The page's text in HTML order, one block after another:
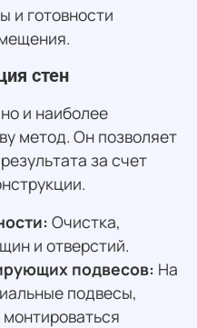
и готовности
стен
и наиболее
метод. Он позволяет
за счет
Очистка,
и отверстий.
подвесов: На
подвесы,